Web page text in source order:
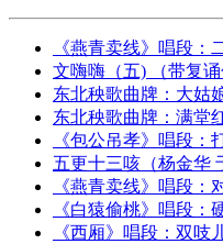
《燕青卖线》唱段：
文嗨嗨（五) （带复诵
东北秧歌曲牌：大姑
东北秧歌曲牌：满堂
《包公吊孝》唱段：
五更十三咳（杨金华
《燕青卖线》唱段：
《白猿偷桃》唱段：
《西厢》唱段：双吱